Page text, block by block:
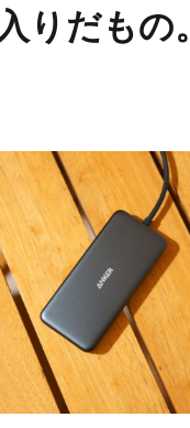
入りだもの。